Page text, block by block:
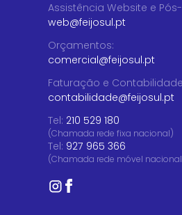
Assistência Website e
web@feijosul.pt
Orçamentos:
comercial@feijosul.pt
Faturação e Contabilidade
contabilidade@feijosul.pt
Tel: 210 529 180
(Chamada rede fixa nacional)
Tel: 927 965 366
(Chamada rede móvel